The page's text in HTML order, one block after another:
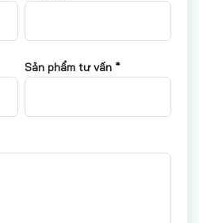
Sản phẩm tư vấn *